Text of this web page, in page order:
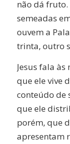
não dá
semeadas
ouvem a
trinta, outro
Jesus fala
que ele vive
conteúdo de
que ele
porém, que
apresentam